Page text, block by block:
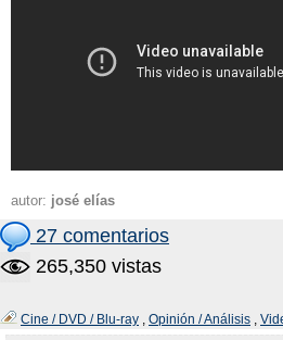
autor: josé elías
27 comentarios
265,350 vistas
Cine / DVD / Blu-ray , Opinión / Análisis ,